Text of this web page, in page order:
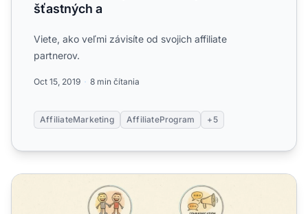
šťastných a
Viete, ako veľmi závisíte od svojich affiliate
partnerov.
Oct 15, 2019 8 min čítania
AffiliateMarketing AffiliateProgram +5
Ako udržať partnerov šťastných a motivovaných